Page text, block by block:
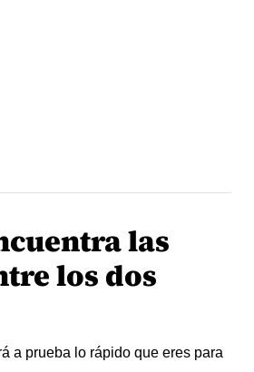
las
los dos
a prueba lo rápido que eres para